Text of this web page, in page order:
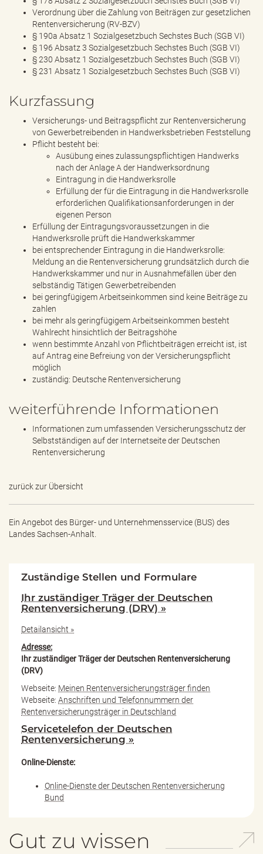
Verordnung über die Zahlung von Beiträgen zur gesetzlichen
Rentenversicherung (RV-BZV)
§ 190a Absatz 1 Sozialgesetzbuch Sechstes Buch (SGB VI)
§ 196 Absatz 3 Sozialgesetzbuch Sechstes Buch (SGB VI)
§ 230 Absatz 1 Sozialgesetzbuch Sechstes Buch (SGB VI)
§ 231 Absatz 1 Sozialgesetzbuch Sechstes Buch (SGB VI)
Kurzfassung
Versicherungs- und Beitragspflicht zur Rentenversicherung
von Gewerbetreibenden in Handwerksbetrieben Feststellung
Pflicht besteht bei:
Ausübung eines zulassungspflichtigen Handwerks
nach der Anlage A der Handwerksordnung
Eintragung in die Handwerksrolle
Erfüllung der für die Eintragung in die Handwerksrolle
erforderlichen Qualifikationsanforderungen in der
eigenen Person
Erfüllung der Eintragungsvoraussetzungen in die
Handwerksrolle prüft die Handwerkskammer
bei entsprechender Eintragung in die Handwerksrolle:
Meldung an die Rentenversicherung grundsätzlich durch die
Handwerkskammer und nur in Ausnahmefällen über den
selbständig Tätigen Gewerbetreibenden
bei geringfügigem Arbeitseinkommen sind keine Beiträge zu
zahlen
bei mehr als geringfügigem Arbeitseinkommen besteht
Wahlrecht hinsichtlich der Beitragshöhe
wenn bestimmte Anzahl von Pflichtbeiträgen erreicht ist, ist
auf Antrag eine Befreiung von der Versicherungspflicht
möglich
zuständig: Deutsche Rentenversicherung
weiterführende Informationen
Informationen zum umfassenden Versicherungsschutz der
Selbstständigen auf der Internetseite der Deutschen
Rentenversicherung
zurück zur Übersicht
Ein Angebot des Bürger- und Unternehmensservice (BUS) des
Landes Sachsen-Anhalt.
Zuständige Stellen und Formulare
Ihr zuständiger Träger der Deutschen
Rentenversicherung (DRV) »
Detailansicht »
Adresse:
Ihr zuständiger Träger der Deutschen Rentenversicherung
(DRV)
Webseite: Meinen Rentenversicherungsträger finden
Webseite: Anschriften und Telefonnummern der
Rentenversicherungsträger in Deutschland
Servicetelefon der Deutschen
Rentenversicherung »
Online-Dienste:
Online-Dienste der Deutschen Rentenversicherung
Bund
Gut zu wissen